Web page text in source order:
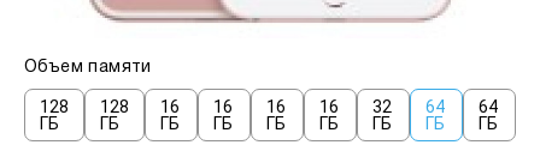
Объем памяти
128
ГБ
128
ГБ
16
ГБ
16
ГБ
16
ГБ
16
ГБ
32
ГБ
64
ГБ
64
ГБ